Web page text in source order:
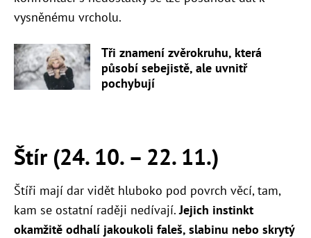
vysněnému vrcholu.
Tři znamení zvěrokruhu, která
působí sebejistě, ale uvnitř
pochybují
Štír (24. 10. – 22. 11.)
Štíři mají dar vidět hluboko pod povrch věcí, tam,
kam se ostatní raději nedívají. Jejich instinkt
okamžitě odhalí jakoukoli faleš, slabinu nebo skrytý